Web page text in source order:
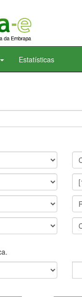
Estatísticas